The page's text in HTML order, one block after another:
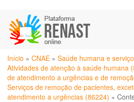
para
conteúdo
principal
Você
está
aqui
Início » CNAE » Saúde humana e
Atividades de atenção à saúde humana
de atendimento a urgências e de
Serviços de remoção de pacientes,
atendimento a urgências (86224) »